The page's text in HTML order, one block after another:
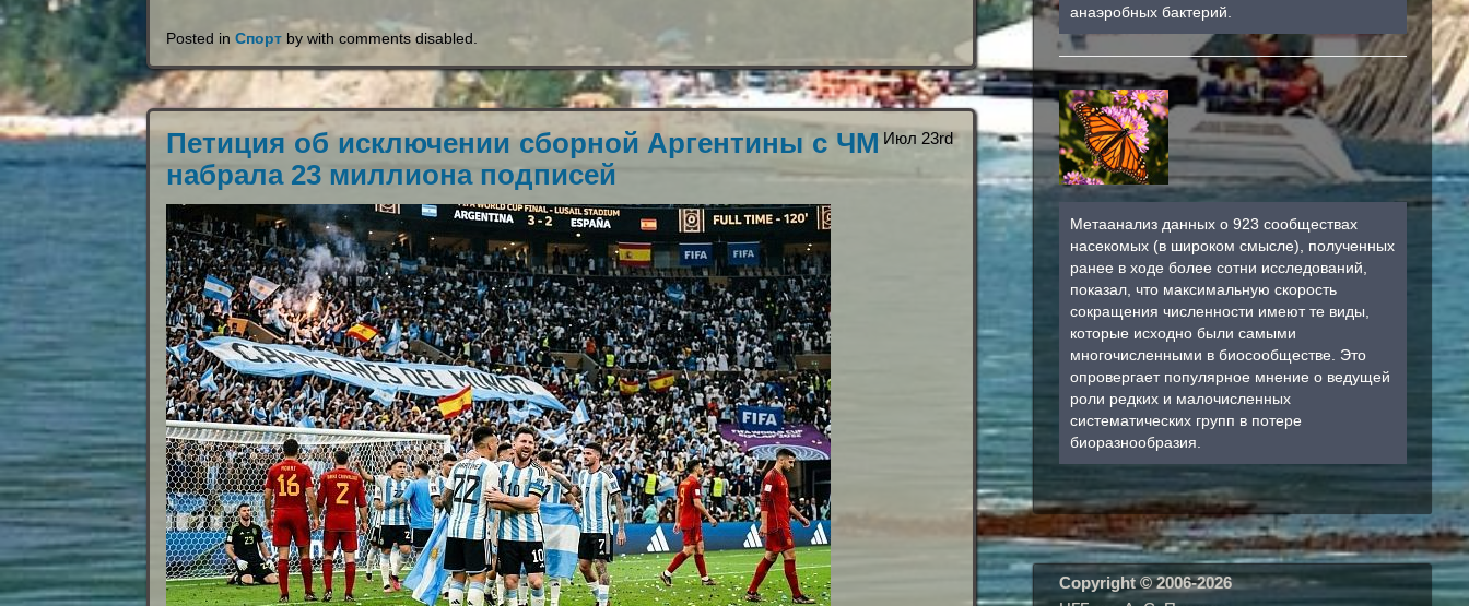
Posted inСпорт by withcomments disabled
Июл 23rd
Петиция об исключении сборной Аргентины с ЧМ
набрала 23 миллиона подписей
анаэробных бактерий.
Метаанализ данных о 923 сообществах
насекомых (в широком смысле), полученных
ранее в ходе более сотни исследований,
показал, что максимальную скорость
сокращения численности имеют те виды,
которые исходно были самыми
многочисленными в биосообществе. Это
опровергает популярное мнение о ведущей
роли редких и малочисленных
систематических групп в потере
биоразнообразия.
Copyright © 2006-2026